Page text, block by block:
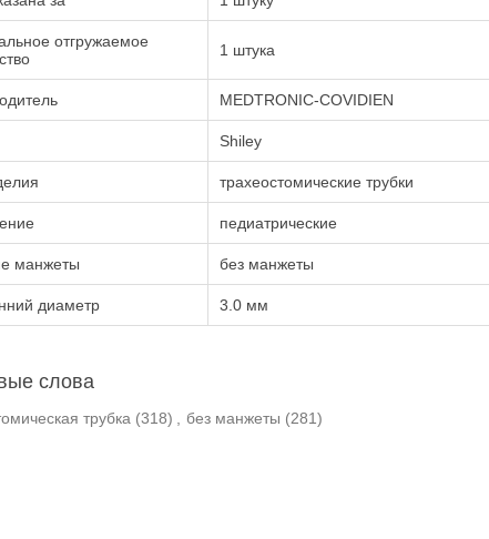
отгружаемое
1 штука
MEDTRONIC-COVIDIEN
Shiley
трахеостомические трубки
педиатрические
манжеты без манжеты
диаметр 3.0 мм
слова
трубка (318) без манжеты (281)